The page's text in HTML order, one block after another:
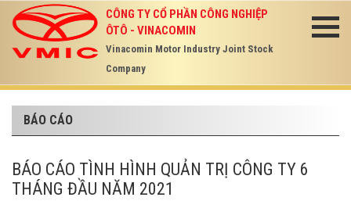
CÔNG TY CỔ PHẦN CÔNG NGHIỆP
ÔTÔ - VINACOMIN
Vinacomin Motor Industry Joint Stock
Company
BÁO CÁO
BÁO CÁO TÌNH HÌNH QUẢN TRỊ CÔNG TY 6
THÁNG ĐẦU NĂM 2021